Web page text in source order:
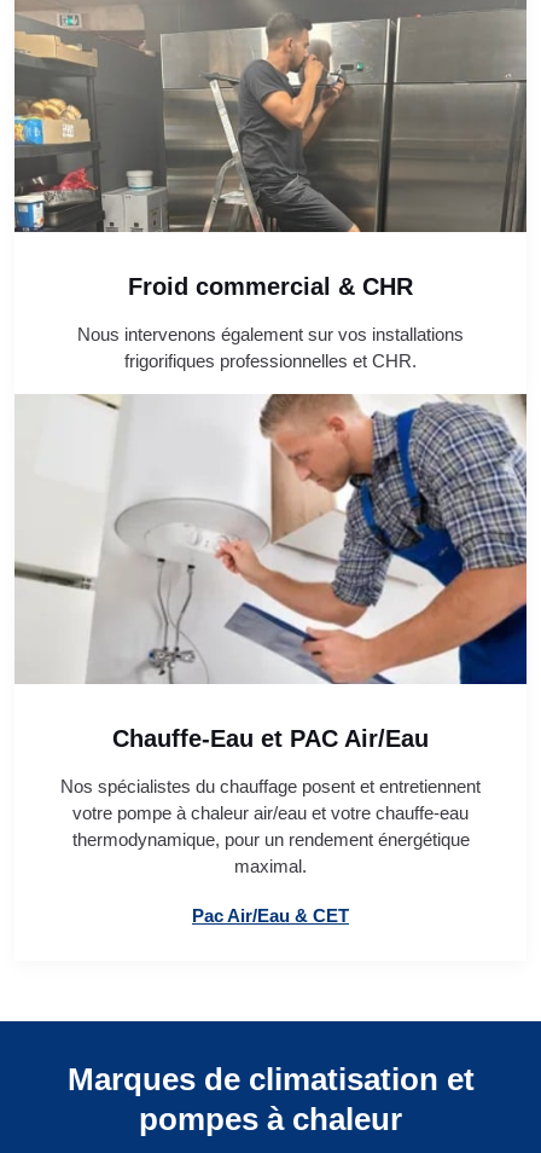
Froid commercial & CHR
Nous intervenons également sur vos installations
frigorifiques professionnelles et CHR.
Chauffe-Eau et PAC Air/Eau
Nos spécialistes du chauffage posent et entretiennent
votre pompe à chaleur air/eau et votre chauffe-eau
thermodynamique, pour un rendement énergétique
maximal.
Pac Air/Eau & CET
Marques de climatisation et
pompes à chaleur